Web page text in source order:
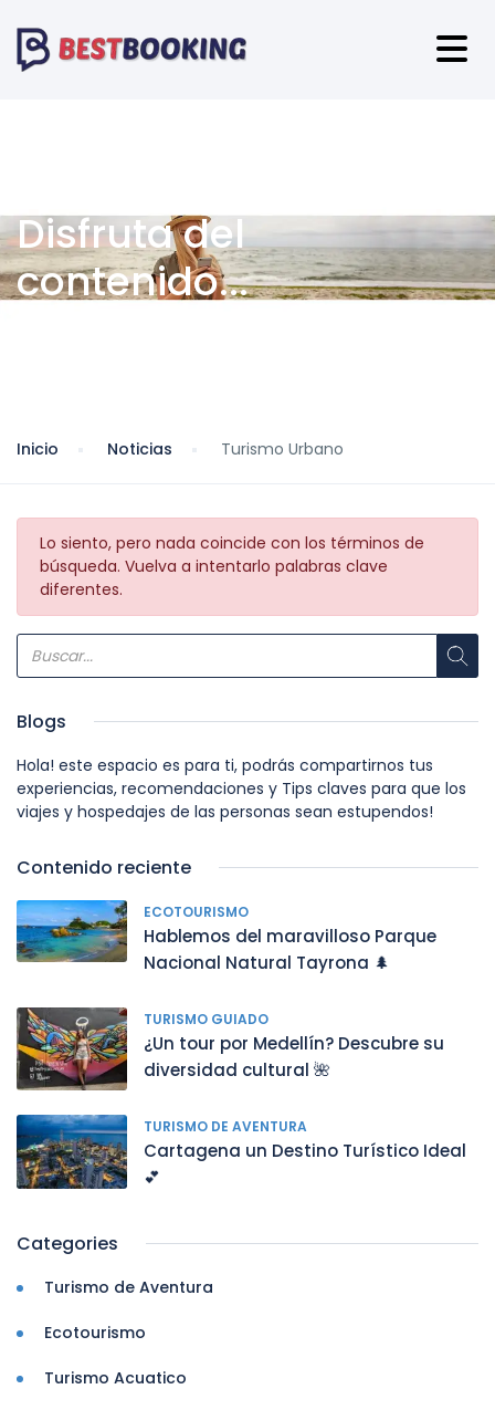
Disfruta del
contenido...
Inicio Noticias Turismo Urbano
Lo siento, pero nada coincide con los términos de
búsqueda. Vuelva a intentarlo palabras clave
diferentes.
Blogs
Hola! este espacio es para ti, podrás compartirnos tus
experiencias, recomendaciones y Tips claves para que los
viajes y hospedajes de las personas sean estupendos!
Contenido reciente
ECOTOURISMO
Hablemos del maravilloso Parque
Nacional Natural Tayrona 🌲
TURISMO GUIADO
¿Un tour por Medellín? Descubre su
diversidad cultural 🌺
TURISMO DE AVENTURA
Cartagena un Destino Turístico Ideal
💕
Categories
Turismo de Aventura
Ecotourismo
Turismo Acuatico